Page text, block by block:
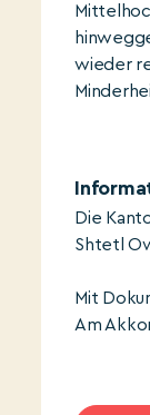
wieder
Die
Shtetl
Mit
Am